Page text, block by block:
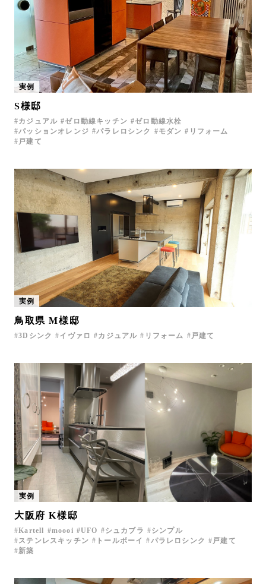
オンライン見積もり ショールームを探す
実例
S様邸
カジュアル ゼロ動線キッチン
ゼロ動線水栓
パッションオレンジ
パラレロシンク モダン
リフォーム
戸建て
実例
鳥取県 M様邸
3Dシンク イヴァロ カジュアル リフォーム 戸建て
実例
大阪府 K様邸
Kartell moooi UFO シュカブラ
シンプル
ステンレスキッチン
トールボーイ パラレロシンク
戸建て
新築